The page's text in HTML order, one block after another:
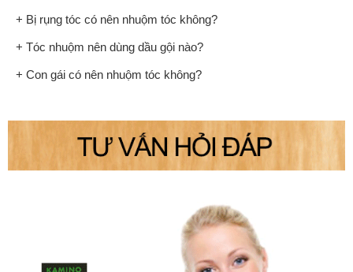
+ Bị rụng tóc có nên nhuộm tóc không?
+ Tóc nhuộm nên dùng dầu gội nào?
+ Con gái có nên nhuộm tóc không?